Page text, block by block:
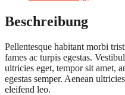
Beschreibung
Pellentesque habitant morbi
fames ac turpis egestas.
ultricies eget, tempor sit amet,
egestas semper. Aenean
eleifend leo.